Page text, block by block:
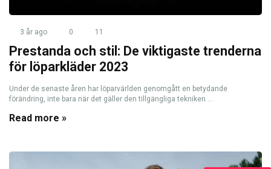
3 år ago 0 11
Prestanda och stil: De viktigaste trenderna
för löparkläder 2023
Under de senaste åren har löparvärlden genomgått en betydande
förändring, inte bara när det gäller den tillgängliga tekniken ...
Read more »